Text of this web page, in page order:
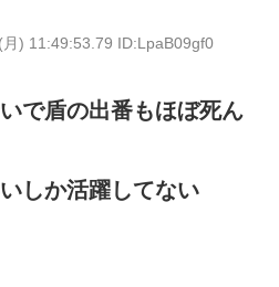
) 11:49:53.79 ID:LpaB09gf0
で盾の出番もほぼ死ん
しか活躍してない